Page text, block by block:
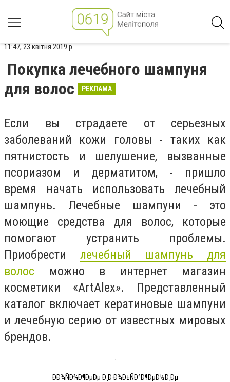
11:47, 23 квітня 2019 р.
Покупка лечебного шампуня
для волос
РЕКЛАМА
Если вы страдаете от серьезных
заболеваний кожи головы - таких как
пятнистость и шелушение, вызванные
псориазом и дерматитом, - пришло
время начать использовать лечебный
шампунь. Лечебные шампуни - это
моющие средства для волос, которые
помогают устранить проблемы.
Приобрести лечебный шампунь для
волос можно в интернет магазин
косметики «ArtAlex». Представленный
каталог включает кератиновые шампуни
и лечебную серию от известных мировых
брендов.
ÐÐ¾ÑÐ¾Ð¶ÐµÐµ Ð¸Ð·Ð¾Ð±ÑÐ°Ð¶ÐµÐ½Ð¸Ðµ